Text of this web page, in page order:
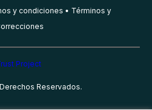
y condiciones
Términos y
Reservados.